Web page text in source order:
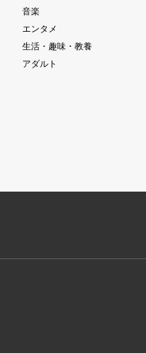
音楽
エンタメ
生活・趣味・教養
アダルト